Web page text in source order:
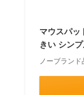
マウスパッ
きい シン
ノーブランド